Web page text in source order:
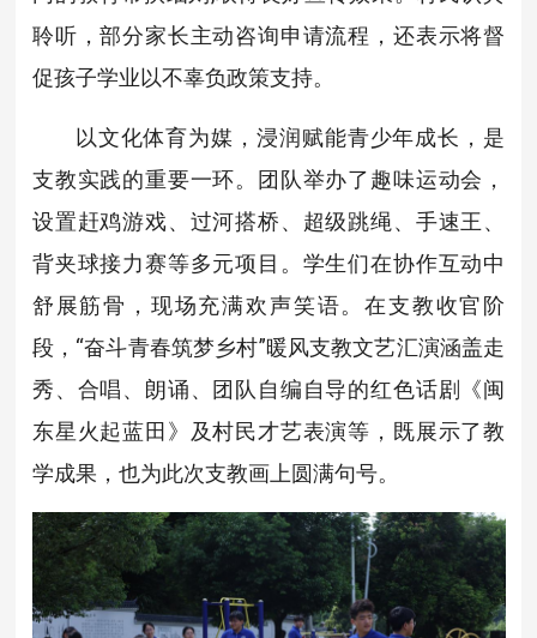
聆听，部分家长主动咨询申请流程，还表示将督
促孩子学业以不辜负政策支持。
以文化体育为媒，浸润赋能青少年成长，是
支教实践的重要一环。团队举办了趣味运动会，
设置赶鸡游戏、过河搭桥、超级跳绳、手速王、
背夹球接力赛等多元项目。学生们在协作互动中
舒展筋骨，现场充满欢声笑语。在支教收官阶
段，“奋斗青春筑梦乡村”暖风支教文艺汇演涵盖走
秀、合唱、朗诵、团队自编自导的红色话剧《闽
东星火起蓝田》及村民才艺表演等，既展示了教
学成果，也为此次支教画上圆满句号。